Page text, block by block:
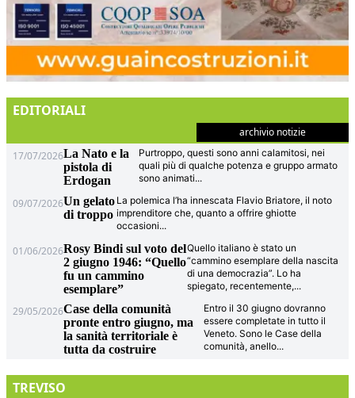
EDITORIALI
archivio notizie
17/07/2026La Nato e la
pistola di
Erdogan
Purtroppo, questi sono anni calamitosi, nei
quali più di qualche potenza e gruppo armato
sono animati...
09/07/2026Un gelato
di troppo
La polemica l’ha innescata Flavio Briatore, il noto
imprenditore che, quanto a offrire ghiotte
occasioni...
01/06/2026Rosy Bindi sul voto del
2 giugno 1946: “Quello
fu un cammino
esemplare”
Quello italiano è stato un
“cammino esemplare della nascita
di una democrazia”. Lo ha
spiegato, recentemente,...
29/05/2026Case della comunità
pronte entro giugno, ma
la sanità territoriale è
tutta da costruire
Entro il 30 giugno dovranno
essere completate in tutto il
Veneto. Sono le Case della
comunità, anello...
TREVISO